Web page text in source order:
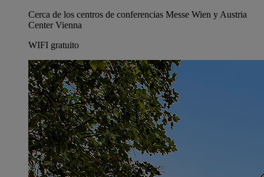
Cerca de los centros de conferencias Messe Wien y Austria
Center Vienna
WIFI gratuito